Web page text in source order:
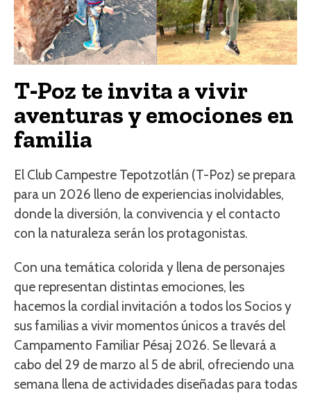
T‑Poz te invita a vivir
aventuras y emociones en
familia
El Club Campestre Tepotzotlán (T-Poz) se prepara
para un 2026 lleno de experiencias inolvidables,
donde la diversión, la convivencia y el contacto
con la naturaleza serán los protagonistas.
Con una temática colorida y llena de personajes
que representan distintas emociones, les
hacemos la cordial invitación a todos los Socios y
sus familias a vivir momentos únicos a través del
Campamento Familiar Pésaj 2026. Se llevará a
cabo del 29 de marzo al 5 de abril, ofreciendo una
semana llena de actividades diseñadas para todas